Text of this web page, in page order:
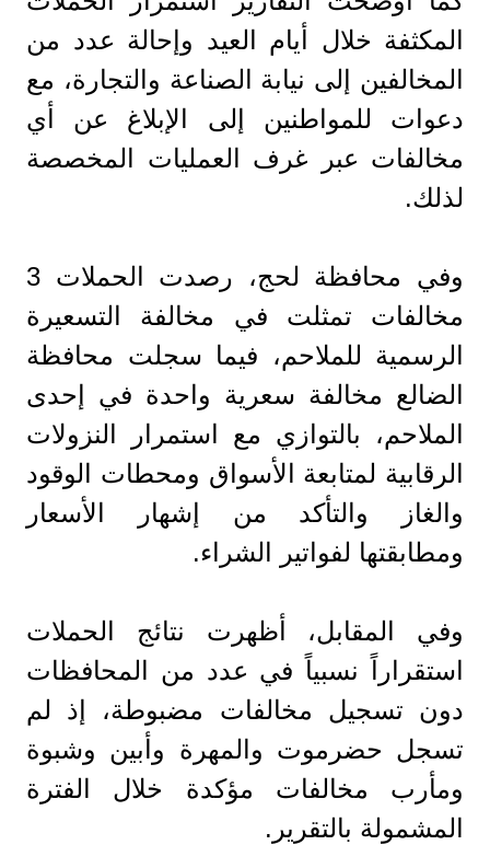
المكثفة خلال أيام العيد وإحالة عدد من
المخالفين إلى نيابة الصناعة والتجارة، مع
دعوات للمواطنين إلى الإبلاغ عن أي
مخالفات عبر غرف العمليات المخصصة
لذلك.
وفي محافظة لحج، رصدت الحملات 3
مخالفات تمثلت في مخالفة التسعيرة
الرسمية للملاحم، فيما سجلت محافظة
الضالع مخالفة سعرية واحدة في إحدى
الملاحم، بالتوازي مع استمرار النزولات
الرقابية لمتابعة الأسواق ومحطات الوقود
والغاز والتأكد من إشهار الأسعار
ومطابقتها لفواتير الشراء.
وفي المقابل، أظهرت نتائج الحملات
استقراراً نسبياً في عدد من المحافظات
دون تسجيل مخالفات مضبوطة، إذ لم
تسجل حضرموت والمهرة وأبين وشبوة
ومأرب مخالفات مؤكدة خلال الفترة
المشمولة بالتقرير.